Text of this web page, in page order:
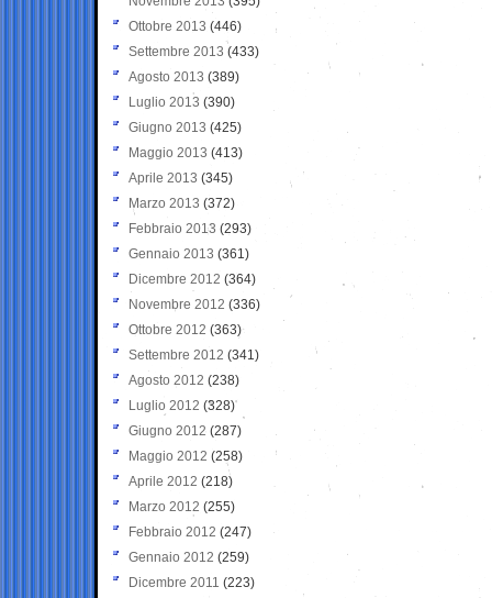
Ottobre 2013 (446)
Settembre 2013 (433)
Agosto 2013 (389)
Luglio 2013 (390)
Giugno 2013 (425)
Maggio 2013 (413)
Aprile 2013 (345)
Marzo 2013 (372)
Febbraio 2013 (293)
Gennaio 2013 (361)
Dicembre 2012 (364)
Novembre 2012 (336)
Ottobre 2012 (363)
Settembre 2012 (341)
Agosto 2012 (238)
Luglio 2012 (328)
Giugno 2012 (287)
Maggio 2012 (258)
Aprile 2012 (218)
Marzo 2012 (255)
Febbraio 2012 (247)
Gennaio 2012 (259)
Dicembre 2011 (223)